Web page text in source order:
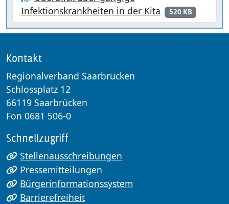
Infektionskrankheiten in der Kita
520 KB
Kontakt
Regionalverband Saarbrücken
Schlossplatz 12
66119 Saarbrücken
Fon 0681 506-0
Schnellzugriff
Stellenausschreibungen
Pressemitteilungen
Bürgerinformationssystem
Barrierefreiheit